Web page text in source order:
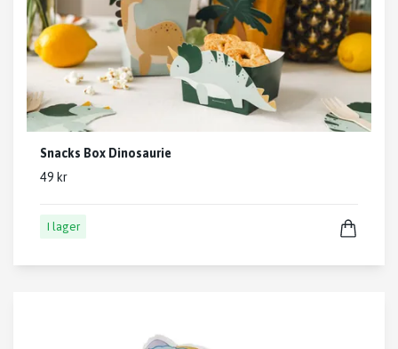
Snacks Box Dinosaurie
49 kr
I lager